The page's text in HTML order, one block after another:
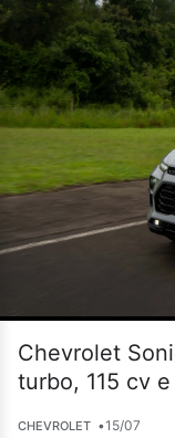
Chevrolet
turbo, 115 cv
CHEVROLET •15/07